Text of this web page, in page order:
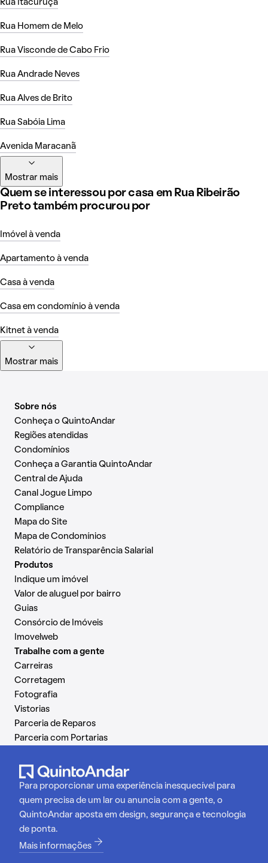
Rua Itacuruçá
Rua Homem de Melo
Rua Visconde de Cabo Frio
Rua Andrade Neves
Rua Alves de Brito
Rua Sabóia Lima
Avenida Maracanã
Mostrar mais
Quem se interessou por casa em Rua Ribeirão
Preto também procurou por
Imóvel à venda
Apartamento à venda
Casa à venda
Casa em condomínio à venda
Kitnet à venda
Mostrar mais
Sobre nós
Conheça o QuintoAndar
Regiões atendidas
Condomínios
Conheça a Garantia QuintoAndar
Central de Ajuda
Canal Jogue Limpo
Compliance
Mapa do Site
Mapa de Condomínios
Relatório de Transparência Salarial
Produtos
Indique um imóvel
Valor de aluguel por bairro
Guias
Consórcio de Imóveis
Imovelweb
Trabalhe com a gente
Carreiras
Corretagem
Fotografia
Vistorias
Parceria de Reparos
Parceria com Portarias
Para proporcionar uma experiência inesquecível para
quem precisa de um lar ou anuncia com a gente, o
QuintoAndar aposta em design, segurança e tecnologia
de ponta.
Mais informações